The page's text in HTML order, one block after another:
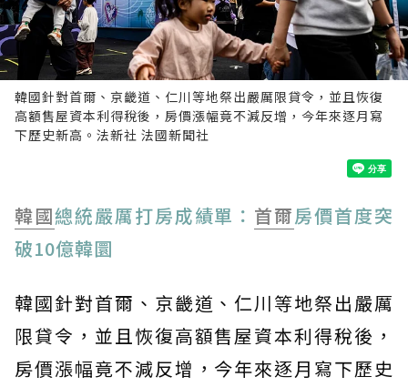
韓國針對首爾、京畿道、仁川等地祭出嚴厲限貸令，並且恢復
高額售屋資本利得稅後，房價漲幅竟不減反增，今年來逐月寫
下歷史新高。法新社 法國新聞社
韓國總統嚴厲打房成績單： 首爾房價首度突
破10億韓圜
韓國針對首爾、京畿道、仁川等地祭出嚴厲
限貸令，並且恢復高額售屋資本利得稅後，
房價漲幅竟不減反增，今年來逐月寫下歷史